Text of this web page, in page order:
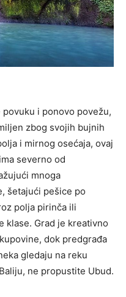
i ponovo povežu,
zbog svojih bujnih
i mirnog osećaja, ovaj
severno od
mnoga
šetajući pešice po
polja pirinča ili
klase. Grad je kreativno
dok predgrađa
gledaju na reku
ne propustite Ubud.